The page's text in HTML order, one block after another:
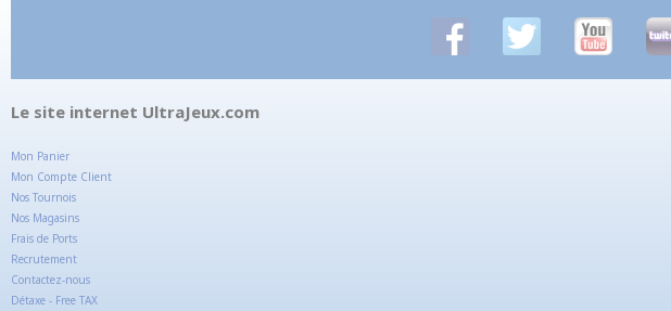
Le site internet UltraJeux.com
Mon Panier
Mon Compte Client
Nos Tournois
Nos Magasins
Frais de Ports
Recrutement
Contactez-nous
Détaxe - Free TAX